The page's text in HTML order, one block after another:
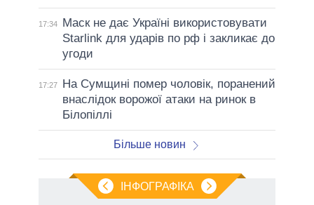
17:34
Маск не дає Україні використовувати
Starlink для ударів по рф і закликає до
угоди
17:27
На Сумщині помер чоловік, поранений
внаслідок ворожої атаки на ринок в
Білопіллі
Більше новин
ІНФОГРАФІКА